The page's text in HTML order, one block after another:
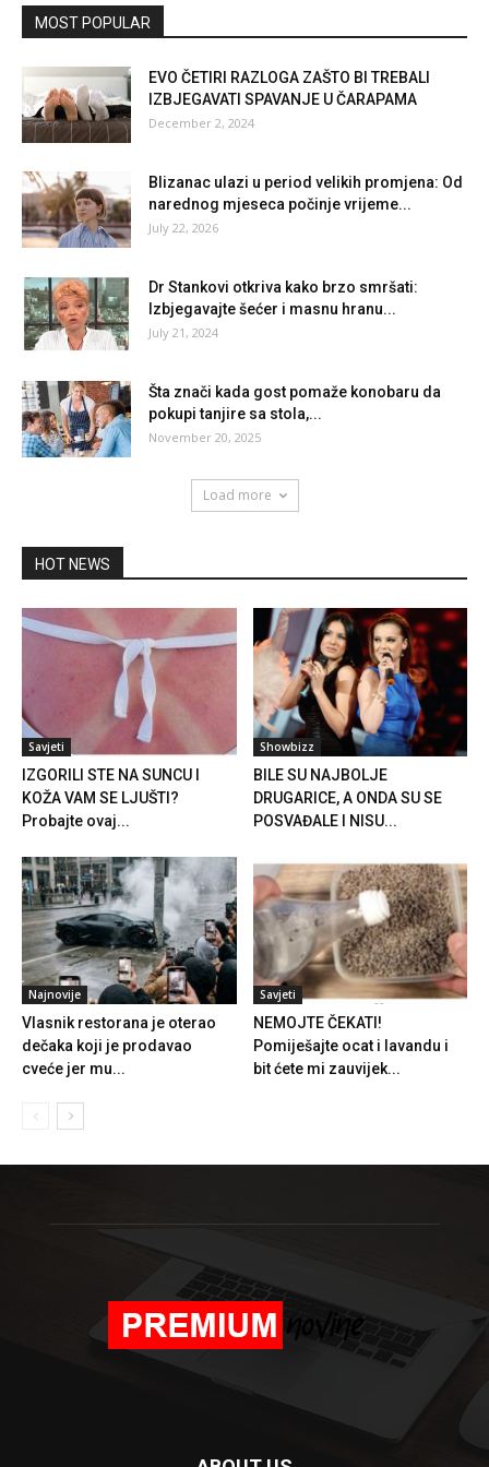
MOST POPULAR
EVO ČETIRI RAZLOGA ZAŠTO BI TREBALI
IZBJEGAVATI SPAVANJE U ČARAPAMA
December 2, 2024
Blizanac ulazi u period velikih promjena: Od
narednog mjeseca počinje vrijeme...
July 22, 2026
Dr Stankovi otkriva kako brzo smršati:
Izbjegavajte šećer i masnu hranu...
July 21, 2024
Šta znači kada gost pomaže konobaru da
pokupi tanjire sa stola,...
November 20, 2025
Load more
HOT NEWS
Savjeti
IZGORILI STE NA SUNCU I
KOŽA VAM SE LJUŠTI?
Probajte ovaj...
Showbizz
BILE SU NAJBOLJE
DRUGARICE, A ONDA SU SE
POSVAĐALE I NISU...
Najnovije
Vlasnik restorana je oterao
dečaka koji je prodavao
cveće jer mu...
Savjeti
NEMOJTE ČEKATI!
Pomiješajte ocat i lavandu i
bit ćete mi zauvijek...